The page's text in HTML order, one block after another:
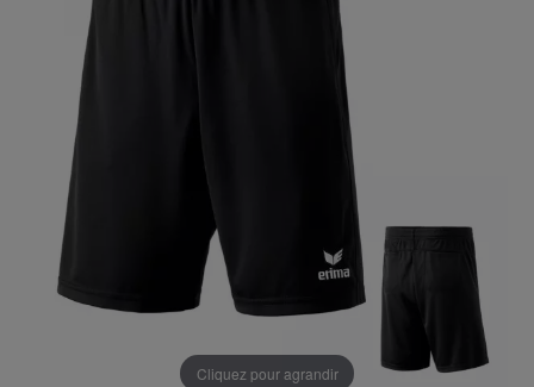
Cliquez pour agrandir